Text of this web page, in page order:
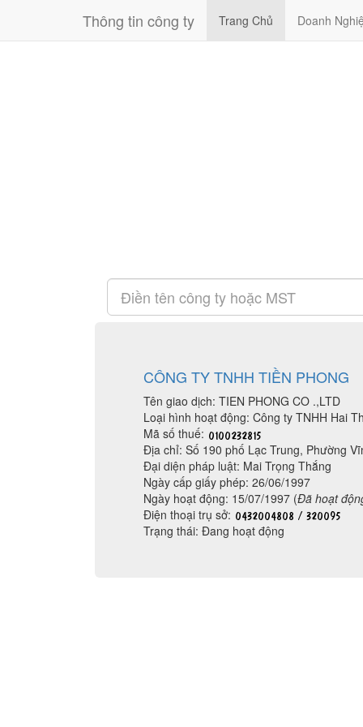
Thông tin công ty Trang Chủ Doanh
CÔNG TY TNHH TIỀN PHONG
Tên giao dịch: TIEN PHONG CO .,LTD
Loại hình hoạt động: Công ty TNHH Hai
Mã số thuế:
Địa chỉ: Số 190 phố Lạc Trung, Phường
Đại diện pháp luật: Mai Trọng Thắng
Ngày cấp giấy phép: 26/06/1997
Ngày hoạt động: 15/07/1997 (Đã hoạt
Điện thoại trụ sở:
Trạng thái: Đang hoạt động